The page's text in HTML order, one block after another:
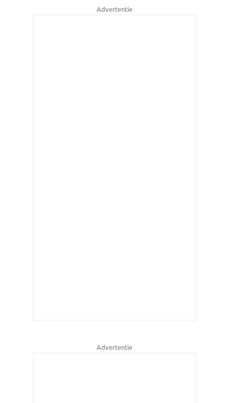
Advertentie
Advertentie